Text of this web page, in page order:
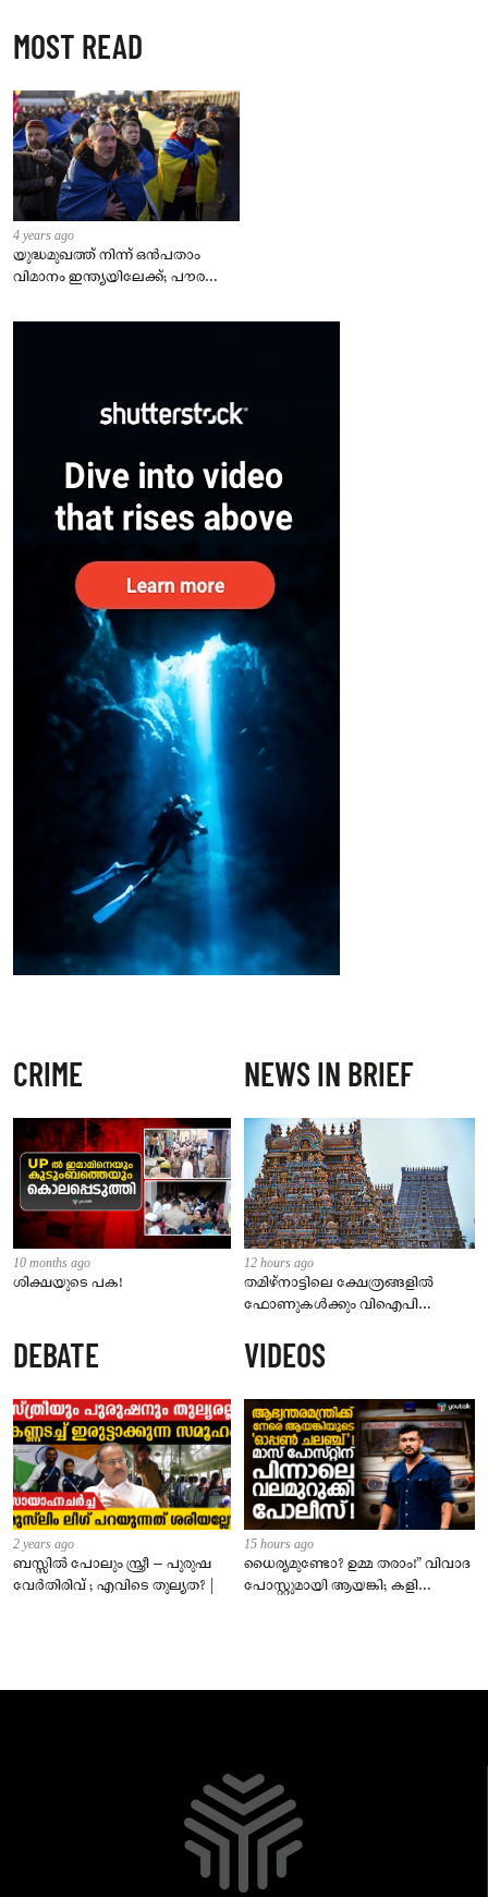
MOST READ
4 years ago
യുദ്ധമുഖത്ത് നിന്ന് ഒൻപതാം
വിമാനം ഇന്ത്യയിലേക്ക്; പൗരന്മാർ
– കേന്ദ്രം
CRIME
10 months ago
ശിക്ഷയുടെ പക!
NEWS IN BRIEF
12 hours ago
തമിഴ്‌നാട്ടിലെ ക്ഷേത്രങ്ങളിൽ
ഫോണുകൾക്കും വിഐപി
സെപ്റ്റംബർ 1 മുതൽ നിലവിൽ
വരും
DEBATE
2 years ago
ബസ്സിൽ പോലും സ്ത്രീ – പുരുഷ
വേർതിരിവ് ; എവിടെ തുല്യത? |
VIDEOS
15 hours ago
ധൈര്യമുണ്ടോ? ഉമ്മ തരാം!” വിവാദ
പോസ്റ്റുമായി ആയങ്കി; കളി